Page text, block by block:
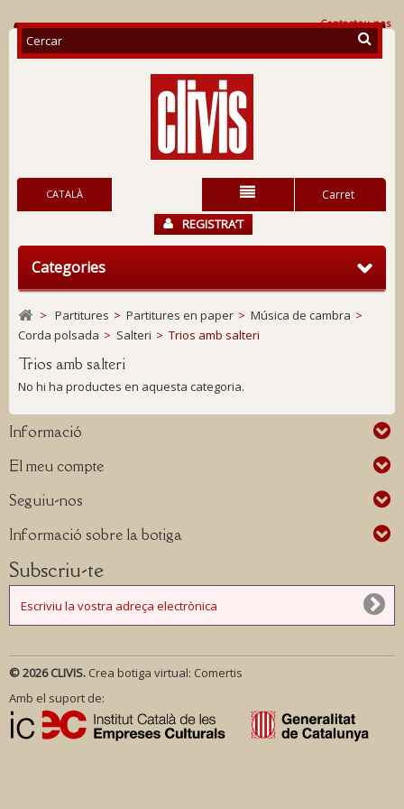
Contacteu-nos
Carret
CATALÀ
REGISTRA’T
Categories
> Partitures > Partitures en paper > Música de cambra >
Corda polsada > Salteri > Trios amb salteri
Trios amb salteri
No hi ha productes en aquesta categoria.
Informació
El meu compte
Seguiu-nos
Informació sobre la botiga
Subscriu-te
© 2026 CLIVIS. Crea botiga virtual: Comertis
Amb el suport de: